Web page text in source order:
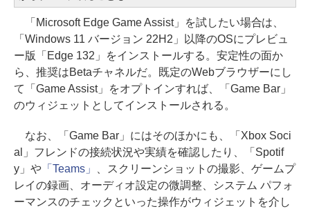
「Microsoft Edge Game Assist」を試したい場合は、
「Windows 11 バージョン 22H2」以降のOSにプレビュ
ー版「Edge 132」をインストールする。安定性の面か
ら、推奨はBetaチャネルだ。既定のWebブラウザーにし
て「Game Assist」をオプトインすれば、「Game Bar」
のウィジェットとしてインストールされる。
なお、「Game Bar」にはそのほかにも、「Xbox Soci
al」フレンドの接続状況や実績を確認したり、「Spotif
y」や「Teams」
、スクリーンショットの撮影、ゲームプ
レイの録画、オーディオ設定の微調整、システム パフォ
ーマンスのチェックといった操作がウィジェットを介し